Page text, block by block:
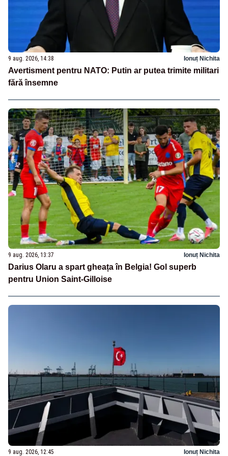
9 aug. 2026, 14:38 Ionuț Nichita
Avertisment pentru NATO: Putin ar putea trimite militari
fără însemne
9 aug. 2026, 13:37 Ionuț Nichita
Darius Olaru a spart gheața în Belgia! Gol superb
pentru Union Saint-Gilloise
9 aug. 2026, 12:45 Ionuț Nichita